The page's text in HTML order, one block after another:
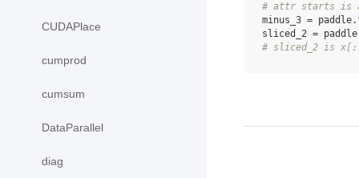
CUDAPlace
cumprod
cumsum
DataParallel
diag
# attr starts is a
minus_3 = paddle.
sliced_2 = paddle
# sliced_2 is